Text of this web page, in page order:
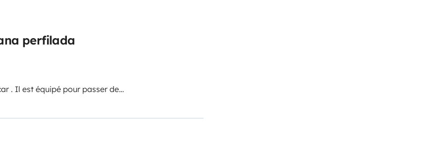
perfilada
. Il est équipé pour passer de
salon face à face, d une tv,